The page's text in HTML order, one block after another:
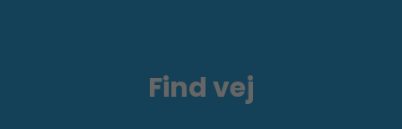
Find vej